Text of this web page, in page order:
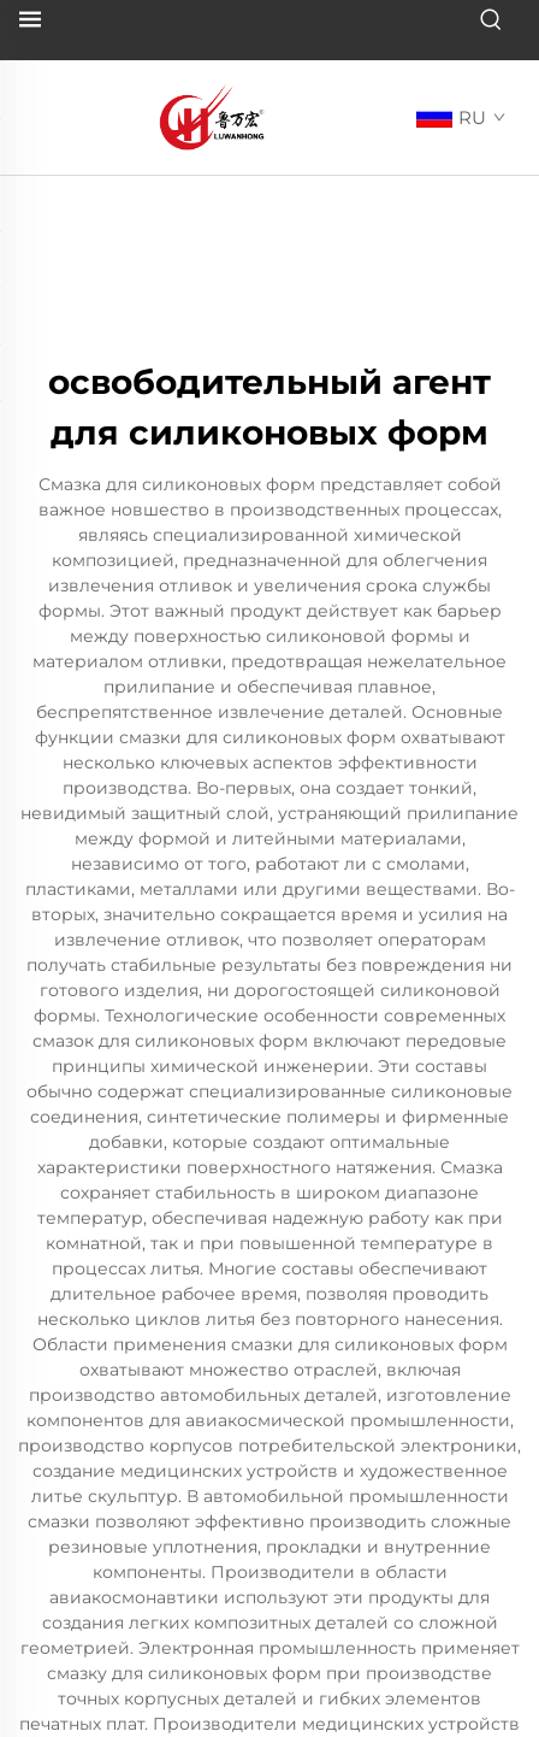
RU
освободительный агент
для силиконовых форм
Смазка для силиконовых форм представляет собой
важное новшество в производственных процессах,
являясь специализированной химической
композицией, предназначенной для облегчения
извлечения отливок и увеличения срока службы
формы. Этот важный продукт действует как барьер
между поверхностью силиконовой формы и
материалом отливки, предотвращая нежелательное
прилипание и обеспечивая плавное,
беспрепятственное извлечение деталей. Основные
функции смазки для силиконовых форм охватывают
несколько ключевых аспектов эффективности
производства. Во-первых, она создает тонкий,
невидимый защитный слой, устраняющий прилипание
между формой и литейными материалами,
независимо от того, работают ли с смолами,
пластиками, металлами или другими веществами. Во-
вторых, значительно сокращается время и усилия на
извлечение отливок, что позволяет операторам
получать стабильные результаты без повреждения ни
готового изделия, ни дорогостоящей силиконовой
формы. Технологические особенности современных
смазок для силиконовых форм включают передовые
принципы химической инженерии. Эти составы
обычно содержат специализированные силиконовые
соединения, синтетические полимеры и фирменные
добавки, которые создают оптимальные
характеристики поверхностного натяжения. Смазка
сохраняет стабильность в широком диапазоне
температур, обеспечивая надежную работу как при
комнатной, так и при повышенной температуре в
процессах литья. Многие составы обеспечивают
длительное рабочее время, позволяя проводить
несколько циклов литья без повторного нанесения.
Области применения смазки для силиконовых форм
охватывают множество отраслей, включая
производство автомобильных деталей, изготовление
компонентов для авиакосмической промышленности,
производство корпусов потребительской электроники,
создание медицинских устройств и художественное
литье скульптур. В автомобильной промышленности
смазки позволяют эффективно производить сложные
резиновые уплотнения, прокладки и внутренние
компоненты. Производители в области
авиакосмонавтики используют эти продукты для
создания легких композитных деталей со сложной
геометрией. Электронная промышленность применяет
смазку для силиконовых форм при производстве
точных корпусных деталей и гибких элементов
печатных плат. Производители медицинских устройств